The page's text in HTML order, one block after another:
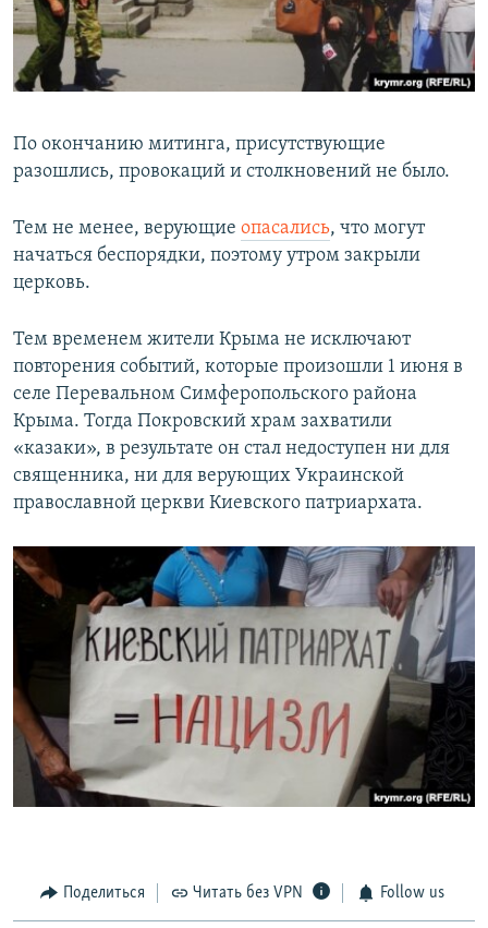
По окончанию митинга, присутствующие
разошлись, провокаций и столкновений не было.
Тем не менее, верующие опасались, что могут
начаться беспорядки, поэтому утром закрыли
церковь.
Тем временем жители Крыма не исключают
повторения событий, которые произошли 1 июня в
селе Перевальном Симферопольского района
Крыма. Тогда Покровский храм захватили
«казаки», в результате он стал недоступен ни для
священника, ни для верующих Украинской
православной церкви Киевского патриархата.
Поделиться Читать без VPN Follow us